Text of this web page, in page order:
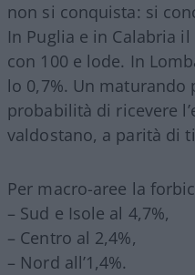
non si conquista: si
In Puglia e in Calabria
con 100 e lode. In
lo 0,7%. Un
probabilità di ricevere
valdostano, a parità di
Per macro-aree la
– Sud e Isole al 4,7%,
– Centro al 2,4%,
– Nord all’1,4%.